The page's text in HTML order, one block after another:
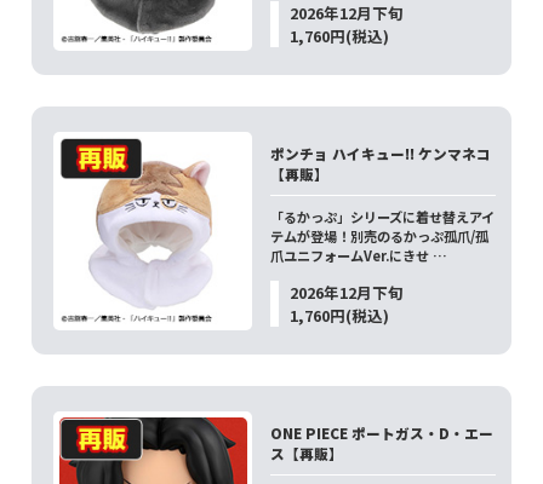
2026年12月下旬
1,760円(税込)
ポンチョ ハイキュー!! ケンマネコ
【再販】
「るかっぷ」シリーズに着せ替えアイ
テムが登場！別売のるかっぷ孤爪/孤
爪ユニフォームVer.にきせ …
2026年12月下旬
1,760円(税込)
ONE PIECE ポートガス・D・エー
ス【再販】